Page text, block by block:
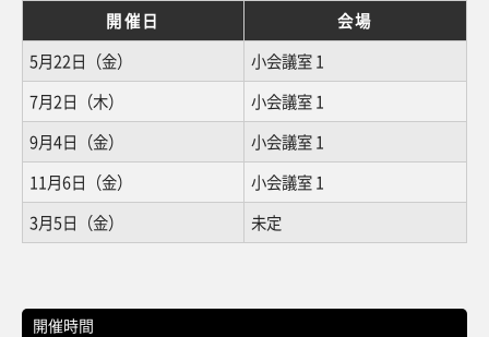
開催日
会場
5月22日（金）
小会議室 1
7月2日（木）
小会議室 1
9月4日（金）
小会議室 1
11月6日（金）
小会議室 1
3月5日（金）
未定
開催時間